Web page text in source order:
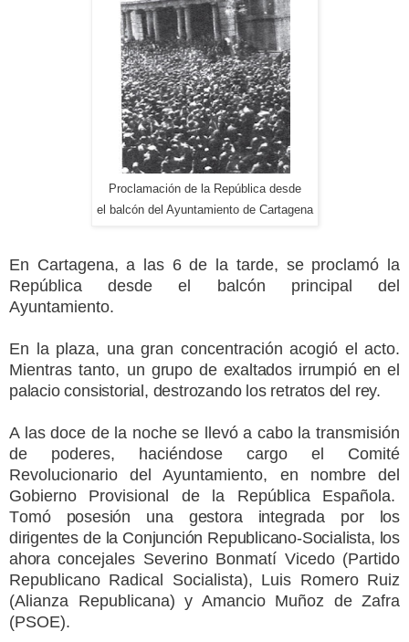
Proclamación de la República desde
el balcón del Ayuntamiento de Cartagena
En Cartagena, a las 6 de la tarde, se proclamó la
República desde el balcón principal del
Ayuntamiento.
En la plaza, una gran concentración acogió el acto.
Mientras tanto, un grupo de exaltados irrumpió en el
palacio consistorial, destrozando los retratos del rey.
A las doce de la noche se llevó a cabo la transmisión
de poderes, haciéndose cargo el Comité
Revolucionario del Ayuntamiento, en nombre del
Gobierno Provisional de la República Española.
Tomó posesión una gestora integrada por los
dirigentes de la Conjunción Republicano-Socialista, los
ahoraconcejales Severino Bonmatí Vicedo (Partido
Republicano Radical Socialista), Luis Romero Ruiz
(Alianza Republicana) y Amancio Muñoz de Zafra
(PSOE).